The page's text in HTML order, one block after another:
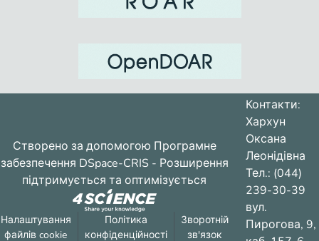
Створено за допомогою Програмне
забезпечення DSpace-CRIS - Розширення
підтримується та оптимізується
Налаштування
файлів cookie
Політика
конфіденційності
Зворотній
зв'язок
Контакти:
Хархун
Оксана
Леонідівна
Тел.: (044)
239-30-39
вул.
Пирогова, 9,